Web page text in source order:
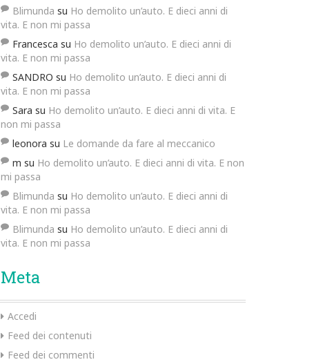
Blimunda su Ho demolito un’auto. E dieci anni di
vita. E non mi passa
Francesca su Ho demolito un’auto. E dieci anni di
vita. E non mi passa
SANDRO su Ho demolito un’auto. E dieci anni di
vita. E non mi passa
Sara su Ho demolito un’auto. E dieci anni di vita. E
non mi passa
leonora su Le domande da fare al meccanico
m su Ho demolito un’auto. E dieci anni di vita. E non
mi passa
Blimunda su Ho demolito un’auto. E dieci anni di
vita. E non mi passa
Blimunda su Ho demolito un’auto. E dieci anni di
vita. E non mi passa
Meta
Accedi
Feed dei contenuti
Feed dei commenti